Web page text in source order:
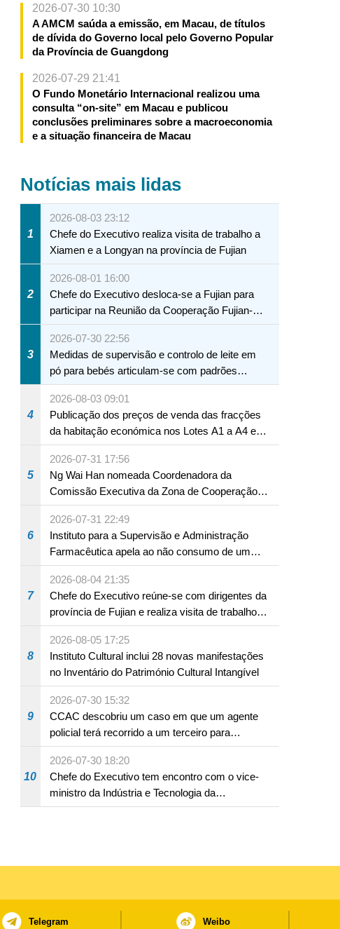
2026-07-30 10:30
A AMCM saúda a emissão, em Macau, de títulos
de dívida do Governo local pelo Governo Popular
da Província de Guangdong
2026-07-29 21:41
O Fundo Monetário Internacional realizou uma
consulta “on-site” em Macau e publicou
conclusões preliminares sobre a macroeconomia
e a situação financeira de Macau
Notícias mais lidas
1
2026-08-03 23:12
Chefe do Executivo realiza visita de trabalho a
Xiamen e a Longyan na província de Fujian
2
2026-08-01 16:00
Chefe do Executivo desloca-se a Fujian para
participar na Reunião da Cooperação Fujian-
Macau
3
2026-07-30 22:56
Medidas de supervisão e controlo de leite em
pó para bebés articulam-se com padrões
internacionais Serviços interdepartamentais
envidam esforços para assegurar a saúde dos
bebés e crianças, assim como a segurança
alimentar
4
2026-08-03 09:01
Publicação dos preços de venda das fracções
da habitação económica nos Lotes A1 a A4 e
A12 da Zona A dos Novos Aterros
5
2026-07-31 17:56
Ng Wai Han nomeada Coordenadora da
Comissão Executiva da Zona de Cooperação
Aprofundada entre Guangdong e Macau em
Hengqin
6
2026-07-31 22:49
Instituto para a Supervisão e Administração
Farmacêutica apela ao não consumo de um
produto com substâncias medicamentosas
ocidentais
7
2026-08-04 21:35
Chefe do Executivo reúne-se com dirigentes da
província de Fujian e realiza visita de trabalho
em Fuzhou
8
2026-08-05 17:25
Instituto Cultural inclui 28 novas manifestações
no Inventário do Património Cultural Intangível
9
2026-07-30 15:32
CCAC descobriu um caso em que um agente
policial terá recorrido a um terceiro para
assumir por si a culpa na sequência de uma
infracção rodoviária
10
2026-07-30 18:20
Chefe do Executivo tem encontro com o vice-
ministro da Indústria e Tecnologia da
Informação
Telegram Weibo